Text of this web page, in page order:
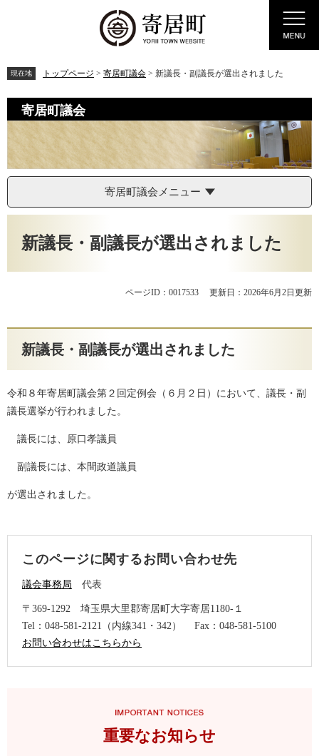
先
頭
で
を
飛
ば
文
へ
現在地 トップページ > 寄居町議会 > 新議長・副議長が選出されました
寄居町議会
寄居町議会メニュー
新議長・副議長が選出されました
ページID：0017533 更新日：2026年6月2日更新
新議長・副議長が選出されました
令和８年寄居町議会第２回定例会（６月２日）において、議長・副
議長選挙が行われました。
議長には、原口孝議員
副議長には、本間政道議員
が選出されました。
このページに関するお問い合わせ先
議会事務局 代表
〒369-1292
埼玉県大里郡寄居町大字寄居1180-１
Tel：048-581-2121（内線341・342）
Fax：048-581-5100
お問い合わせはこちらから
重要なお知らせ